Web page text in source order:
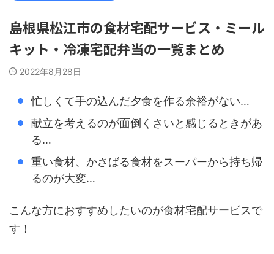
島根県松江市の食材宅配サービス・ミール
キット・冷凍宅配弁当の一覧まとめ
2022年8月28日
忙しくて手の込んだ夕食を作る余裕がない…
献立を考えるのが面倒くさいと感じるときがあ
る…
重い食材、かさばる食材をスーパーから持ち帰
るのが大変…
こんな方におすすめしたいのが食材宅配サービスで
す！